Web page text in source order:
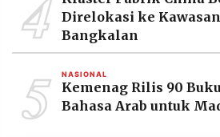
4
Direlokasi ke
Bangkalan
5 NASIONAL
Kemenag Rilis 90
Bahasa Arab untuk